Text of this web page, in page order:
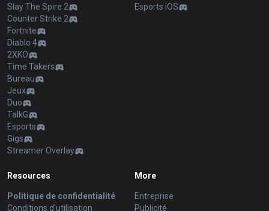
Slay The Spire 2
Counter Strike 2
Fortnite
Diablo 4
2XKO
Time Takers
Bureau
Jeux
Duo
TalkG
Esports
Gigs
Streamer Overlay
Esports iOS
Resources
Politique de confidentialité
Conditions d'utilisation
More
Entreprise
Publicité